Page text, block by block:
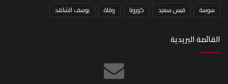
سوسة
قيس سعيد كورونا وفاة يوسف الشاهد
القائمة البريدية